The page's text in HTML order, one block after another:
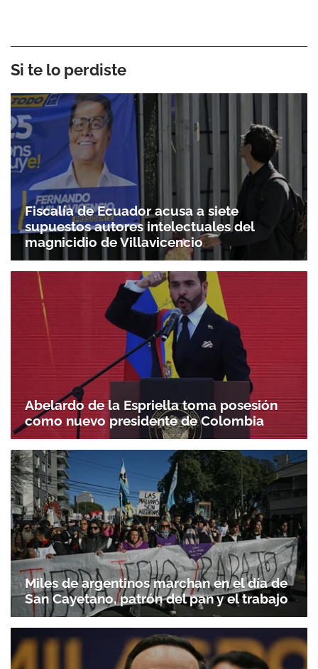
Si te lo perdiste
Fiscalía de Ecuador acusa a siete
supuestos autores intelectuales del
magnicidio de Villavicencio
Abelardo de la Espriella toma posesión
como nuevo presidente de Colombia
Miles de argentinos marchan en el día de
San Cayetano, patrón del pan y el trabajo